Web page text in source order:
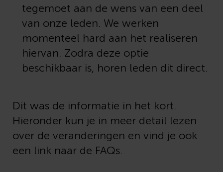
tegemoet aan de wens van een deel
van onze leden. We werken
momenteel hard aan het realiseren
hiervan. Zodra deze optie
beschikbaar is, horen leden dit direct.
Dit was de informatie in het kort.
Hieronder kun je in meer detail lezen
over de veranderingen en vind je ook
een link naar de FAQs.